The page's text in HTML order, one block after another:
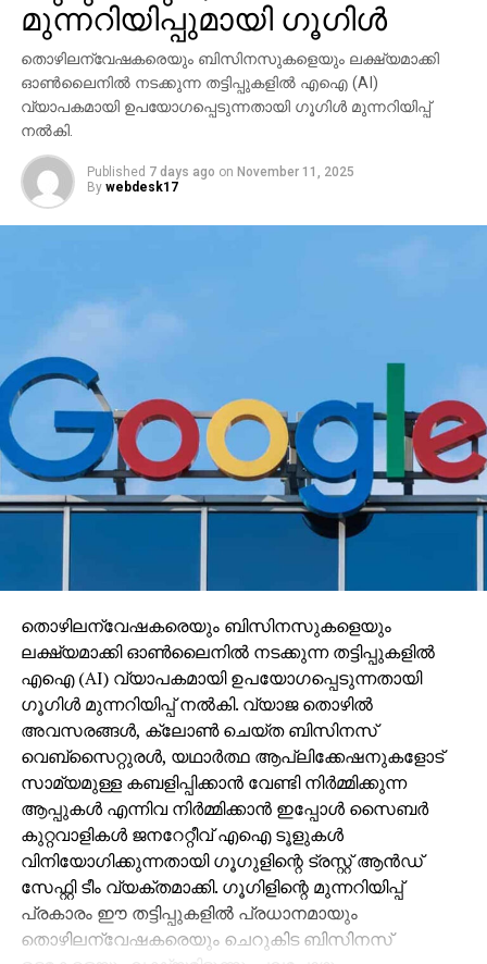
മുന്നറിയിപ്പുമായി ഗൂഗിള്‍
തൊഴിലന്വേഷകരെയും ബിസിനസുകളെയും ലക്ഷ്യമാക്കി
ഓണ്‍ലൈനില്‍ നടക്കുന്ന തട്ടിപ്പുകളില്‍ എഐ (AI)
വ്യാപകമായി ഉപയോഗപ്പെടുന്നതായി ഗൂഗിള്‍ മുന്നറിയിപ്പ്
നല്‍കി.
Published 7 days ago on November 11, 2025
By webdesk17
തൊഴിലന്വേഷകരെയും ബിസിനസുകളെയും
ലക്ഷ്യമാക്കി ഓണ്‍ലൈനില്‍ നടക്കുന്ന തട്ടിപ്പുകളില്‍
എഐ (AI) വ്യാപകമായി ഉപയോഗപ്പെടുന്നതായി
ഗൂഗിള്‍ മുന്നറിയിപ്പ് നല്‍കി. വ്യാജ തൊഴില്‍
അവസരങ്ങള്‍, ക്ലോണ്‍ ചെയ്ത ബിസിനസ്
വെബ്‌സൈറ്റുരള്‍, യഥാര്‍ത്ഥ ആപ്ലിക്കേഷനുകളോട്
സാമ്യമുള്ള കബളിപ്പിക്കാന്‍ വേണ്ടി നിര്‍മ്മിക്കുന്ന
ആപ്പുകള്‍ എന്നിവ നിര്‍മ്മിക്കാന്‍ ഇപ്പോള്‍ സൈബര്‍
കുറ്റവാളികള്‍ ജനറേറ്റീവ് എഐ ടൂളുകള്‍
വിനിയോഗിക്കുന്നതായി ഗൂഗുളിന്റെ ട്രസ്റ്റ് ആന്‍ഡ്
സേഫ്റ്റി ടീം വ്യക്തമാക്കി. ഗൂഗിളിന്റെ മുന്നറിയിപ്പ്
പ്രകാരം ഈ തട്ടിപ്പുകളില്‍ പ്രധാനമായും
തൊഴിലന്വേഷകരെയും ചെറുകിട ബിസിനസ്